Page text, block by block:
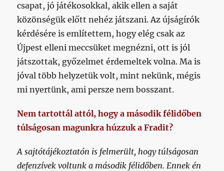
csapat, jó játékosokkal, akik ellen a saját
közönségük előtt nehéz játszani. Az újságírók
kérdésére is említettem, hogy elég csak az
Újpest elleni meccsüket megnézni, ott is jól
játszottak, győzelmet érdemeltek volna. Ma is
jóval több helyzetük volt, mint nekünk, mégis
mi nyertünk, ami persze nem bosszant.
Nem tartottál attól, hogy a második félidőben
túlságosan magunkra húzzuk a Fradit?
A sajtótájékoztatón is felmerült, hogy túlságosan
defenzívek voltunk a második félidőben. Ennek én